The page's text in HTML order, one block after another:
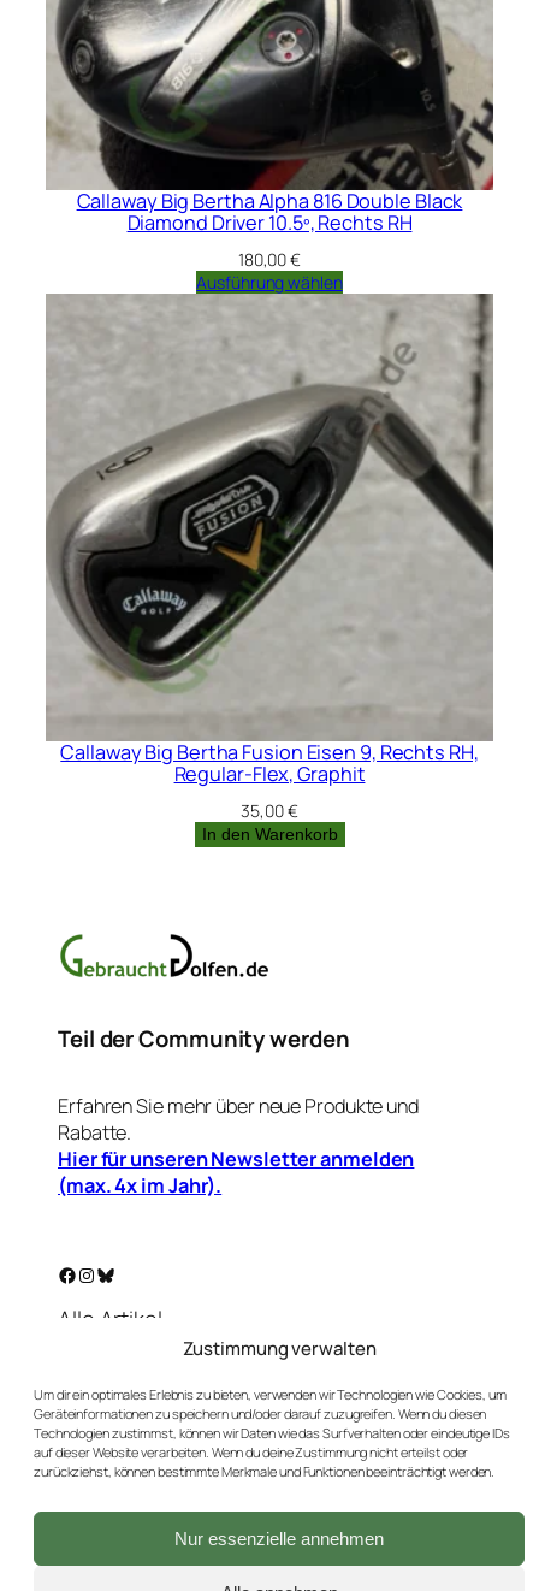
Zustimmung verwalten
Um dir ein optimales Erlebnis zu bieten, verwenden wir Technologien wie Cookies, um
Geräteinformationen zu speichern und/oder darauf zuzugreifen. Wenn du diesen
Technologien zustimmst, können wir Daten wie das Surfverhalten oder eindeutige IDs
auf dieser Website verarbeiten. Wenn du deine Zustimmung nicht erteilst oder
zurückziehst, können bestimmte Merkmale und Funktionen beeinträchtigt werden.
Nur essenzielle annehmen
Callaway Big Bertha Alpha 816 Double Black
Diamond Driver 10.5º, Rechts RH
180,00€
Ausführung wählen
Callaway Big Bertha Fusion Eisen 9, Rechts RH,
Regular-Flex, Graphit
35,00€
In den Warenkorb
Teil der Community werden
Erfahren Sie mehr über neue Produkte und
Rabatte.
Hier für unseren Newsletter anmelden
(max. 4x im Jahr).
Facebook Instagram Bluesky
Alle Artikel
Unser Golf-Blog
Kontakt
AGBs
Versand & Rückgaben